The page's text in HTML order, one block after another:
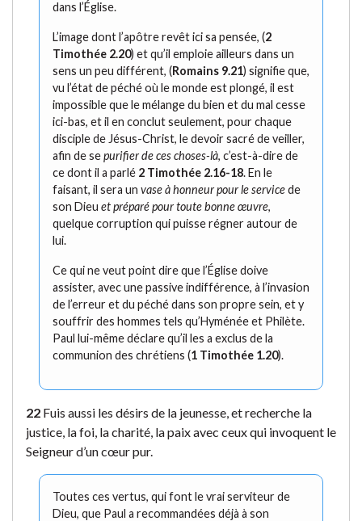
dans l’Église.
L’image dont l’apôtre revêt ici sa pensée, (2
Timothée 2.20) et qu’il emploie ailleurs dans un
sens un peu différent, (Romains 9.21) signifie que,
vu l’état de péché où le monde est plongé, il est
impossible que le mélange du bien et du mal cesse
ici-bas, et il en conclut seulement, pour chaque
disciple de Jésus-Christ, le devoir sacré de veiller,
afin de sepurifier de ces choses-là, c’est-à-dire de
ce dont il a parlé 2 Timothée 2.16-18. En le
faisant, il sera un vase à honneur pour le servicede
son Dieu et préparé pour toute bonne œuvre,
quelque corruption qui puisse régner autour de
lui.
Ce qui ne veut point dire que l’Église doive
assister, avec une passive indifférence, à l’invasion
de l’erreur et du péché dans son propre sein, et y
souffrir des hommes tels qu’Hyménée et Philète.
Paul lui-même déclare qu’il les a exclus de la
communion des chrétiens (1 Timothée 1.20).
22 Fuis aussi les désirs de la jeunesse, et recherche la
justice, la foi, la charité, la paix avec ceux qui invoquent le
Seigneur d’un cœur pur.
Toutes ces vertus, qui font le vrai serviteur de
Dieu, que Paul a recommandées déjà à son